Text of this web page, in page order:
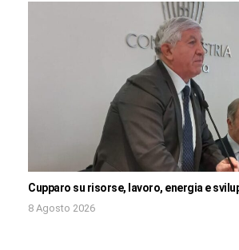
Cupparo su risorse, lavoro, energia e
8 Agosto 2026